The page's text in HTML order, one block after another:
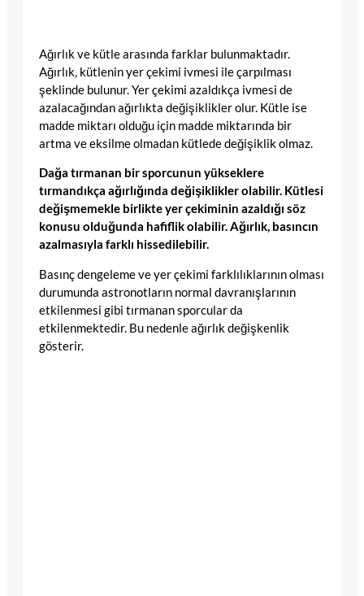
Ağırlık ve kütle arasında farklar bulunmaktadır.
Ağırlık, kütlenin yer çekimi ivmesi ile çarpılması
şeklinde bulunur. Yer çekimi azaldıkça ivmesi de
azalacağından ağırlıkta değişiklikler olur. Kütle ise
madde miktarı olduğu için madde miktarında bir
artma ve eksilme olmadan kütlede değişiklik olmaz.
Dağa tırmanan bir sporcunun yükseklere
tırmandıkça ağırlığında değişiklikler olabilir. Kütlesi
değişmemekle birlikte yer çekiminin azaldığı söz
konusu olduğunda hafiflik olabilir. Ağırlık, basıncın
azalmasıyla farklı hissedilebilir.
Basınç dengeleme ve yer çekimi farklılıklarının olması
durumunda astronotların normal davranışlarının
etkilenmesi gibi tırmanan sporcular da
etkilenmektedir. Bu nedenle ağırlık değişkenlik
gösterir.